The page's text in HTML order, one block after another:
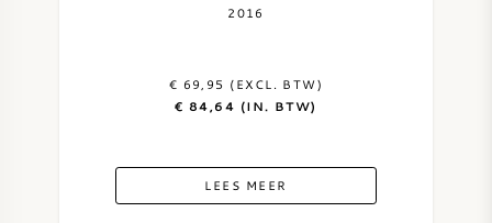
2016
€ 69,95 (EXCL. BTW)
€ 84,64 (IN. BTW)
LEES MEER